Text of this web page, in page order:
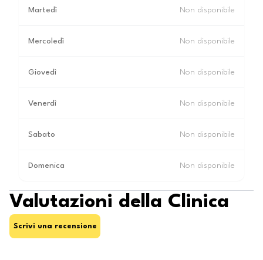
Martedì Non disponibile
Mercoledì Non disponibile
Giovedì Non disponibile
Venerdì Non disponibile
Sabato Non disponibile
Domenica Non disponibile
Valutazioni della Clinica
Scrivi una recensione